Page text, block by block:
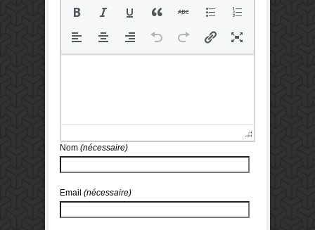
Nom (nécessaire)
Email (nécessaire)